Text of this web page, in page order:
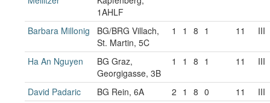
1AHLF
Barbara Millonig
BG/BRG Villach,
St. Martin, 5C
1 1 8 1 11 III
Ha An Nguyen
BG Graz,
Georgigasse, 3B
1 1 8 1 11 III
David Padaric BG Rein, 6A 2 1 8 0 11
III